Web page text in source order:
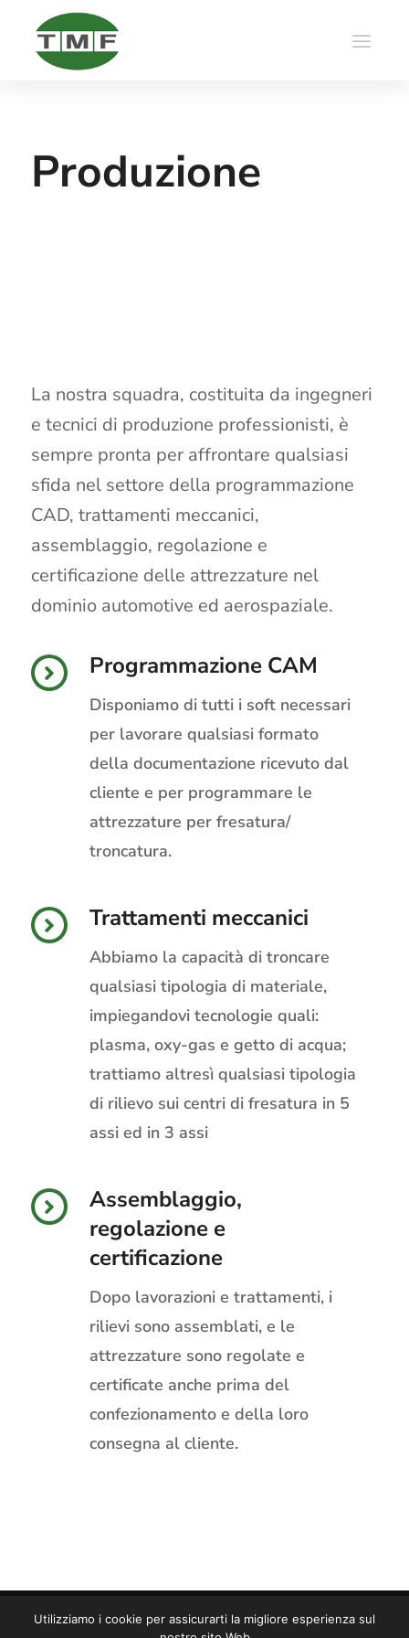
Produzione
La nostra squadra, costituita da ingegneri
e tecnici di produzione professionisti, è
sempre pronta per affrontare qualsiasi
sfida nel settore della programmazione
CAD, trattamenti meccanici,
assemblaggio, regolazione e
certificazione delle attrezzature nel
dominio automotive ed aerospaziale.
Programmazione CAM
Disponiamo di tutti i soft necessari
per lavorare qualsiasi formato
della documentazione ricevuto dal
cliente e per programmare le
attrezzature per fresatura/
troncatura.
Trattamenti meccanici
Abbiamo la capacità di troncare
qualsiasi tipologia di materiale,
impiegandovi tecnologie quali:
plasma, oxy-gas e getto di acqua;
trattiamo altresì qualsiasi tipologia
di rilievo sui centri di fresatura in 5
assi ed in 3 assi
Assemblaggio,
regolazione e
certificazione
Dopo lavorazioni e trattamenti, i
rilievi sono assemblati, e le
attrezzature sono regolate e
certificate anche prima del
confezionamento e della loro
consegna al cliente.
Copyright © TMF S.R.L. 2025
Utilizziamo i cookie per assicurarti la migliore esperienza sul